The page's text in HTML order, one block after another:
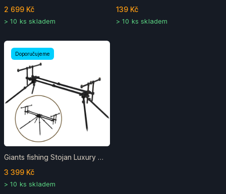
2 699 Kč
> 10 ks skladem
139 Kč
> 10 ks skladem
Doporučujeme
Giants fishing Stojan Luxury Rod Pod 3 Rods
3 399 Kč
> 10 ks skladem